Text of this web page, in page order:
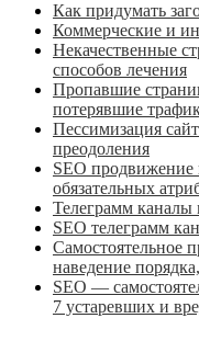
Как придумать
Коммерческие и
Некачественные
способов лечения
Пропавшие
потерявшие
Пессимизация
преодоления
SEO продвижение
обязательных
Телеграмм
SEO телеграмм
Самостоятельное
наведение
SEO —
7 устаревших и